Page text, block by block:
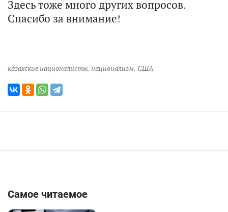
Здесь тоже много других вопросов.
Спасибо за внимание!
казахские националисты, национализм, США
Самое читаемое